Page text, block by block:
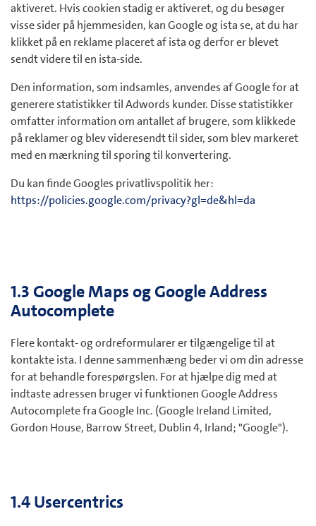
aktiveret. Hvis cookien stadig er aktiveret, og du besøger
visse sider på hjemmesiden, kan Google og ista se, at du har
klikket på en reklame placeret af ista og derfor er blevet
sendt videre til en ista-side.
Den information, som indsamles, anvendes af Google for at
generere statistikker til Adwords kunder. Disse statistikker
omfatter information om antallet af brugere, som klikkede
på reklamer og blev videresendt til sider, som blev markeret
med en mærkning til sporing til konvertering.
Du kan finde Googles privatlivspolitik her:
https://policies.google.com/privacy?gl=de&hl=da
1.3 Google Maps og Google Address
Autocomplete
Flere kontakt- og ordreformularer er tilgængelige til at
kontakte ista. I denne sammenhæng beder vi om din adresse
for at behandle forespørgslen. For at hjælpe dig med at
indtaste adressen bruger vi funktionen Google Address
Autocomplete fra Google Inc. (Google Ireland Limited,
Gordon House, Barrow Street, Dublin 4, Irland; "Google").
1.4 Usercentrics